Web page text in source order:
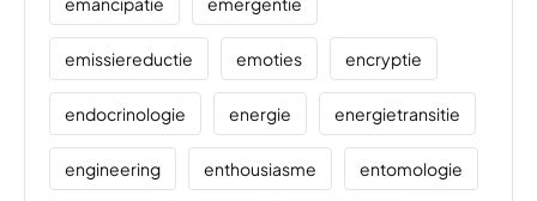
emissiereductie emoties encryptie
endocrinologie energie energietransitie
engineering enthousiasme entomologie